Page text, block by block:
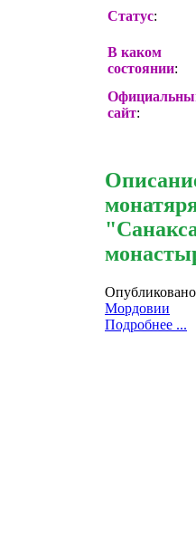
Статус:
В каком
состоянии:
сайт:
Мордовии
Подробнее ...